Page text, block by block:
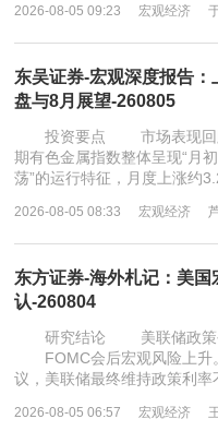
2026-08-05 09:23 宏观经济
东吴证券-宏观深度报告
盘与8月展望-260805
投资要点 市场表现回
期有色金属指数整体呈现“月
荡”的运行特征，月度上涨约
2026-08-05 08:33 宏观经济
东方证券-海外札记：美
认-260804
研究结论 美联储政策公
FOMC会后宏观风险上升
议，美联储最终维持政策利
2026-08-05 06:57 宏观经济